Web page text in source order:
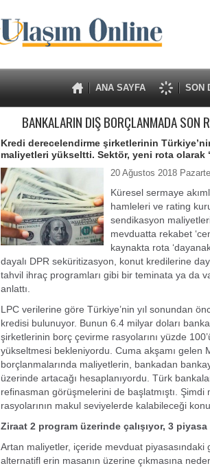
ANA SAYFA SON
BANKALARIN DIŞ BORÇLANMADA SON
Kredi derecelendirme şirketlerinin
maliyetleri yükseltti. Sektör, yeni rota olarak
20 Ağustos 2018
Küresel sermaye
hamleleri ve rating
sendikasyon
mevduatta rekabet
kaynakta rota
dayalı DPR seküritizasyon, konut kredilerine
tahvil ihraç programları gibi bir teminata ya da
anlattı.
LPC verilerine göre Türkiye’nin yıl sonundan
kredisi bulunuyor. Bunun 6.4 milyar doları
şirketlerinin borç çevirme rasyolarını yüzde
yükseltmesi bekleniyordu. Cuma akşamı gelen
borçlanmalarında maliyetlerin, bankadan
üzerinde artacağı hesaplanıyordu. Türk
refinasman görüşmelerini de başlatmıştı.
rasyolarının makul seviyelerde kalabileceği
Ziraat 2 program üzerinde çalışıyor, 3 piyasa
Artan maliyetler, içeride mevduat piyasasındaki
alternatifl erin masanın üzerine çıkmasına